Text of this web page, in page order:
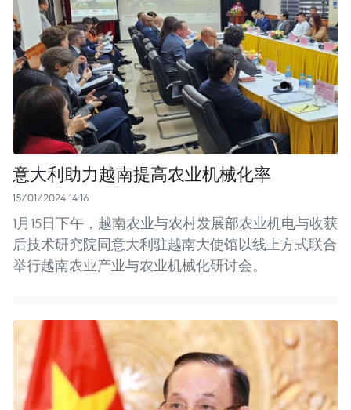
意大利助力越南提高农业机械化率
15/01/2024 14:16
1月15日下午，越南农业与农村发展部农业机电与收获
后技术研究院同意大利驻越南大使馆以线上方式联合
举行越南农业产业与农业机械化研讨会。 ​